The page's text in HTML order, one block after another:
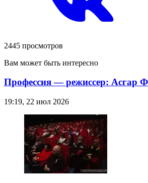
2445 просмотров
Вам может быть интересно
Профессия — режиссер: Асгар
19:19, 22 июл 2026